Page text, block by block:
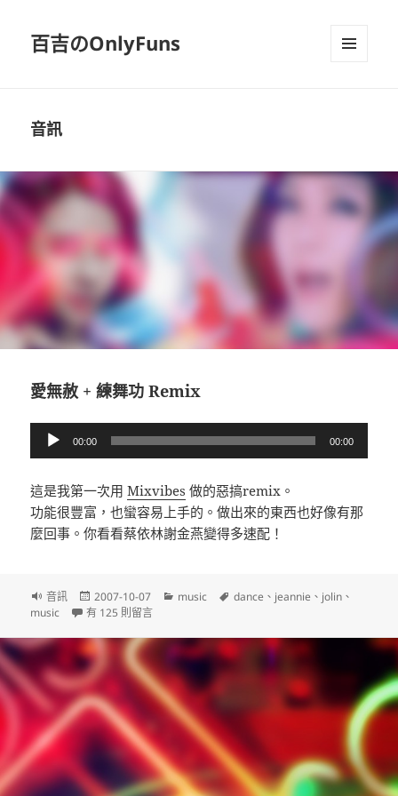
百吉のOnlyFuns
音訊
愛無赦 + 練舞功 Remix
放
器
00:00 00:00
這是我第一次用Mixvibes 做的惡搞remix。
功能很豐富，也蠻容易上手的。做出來的東西也好像有那
麼回事。你看看蔡依林謝金燕變得多速配！
文
章
式
音訊
發
佈
期:
2007-10-07
分
music
標
dance 、 jeannie 、 jolin 、
music
在〈愛無赦 + 練舞功 Remix〉中
有 125 則留言